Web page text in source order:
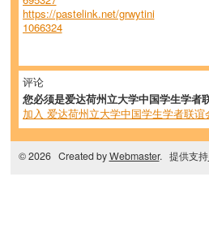
https://pastelink.net/grwytini
1066324
评论
您必须是爱达荷州立大学中国学生学者
加入 爱达荷州立大学中国学生学者联谊
© 2026 Created byWebmaster. 提供支持